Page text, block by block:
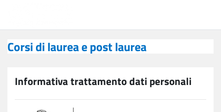
Corsi di laurea e post laurea
Informativa trattamento dati personali